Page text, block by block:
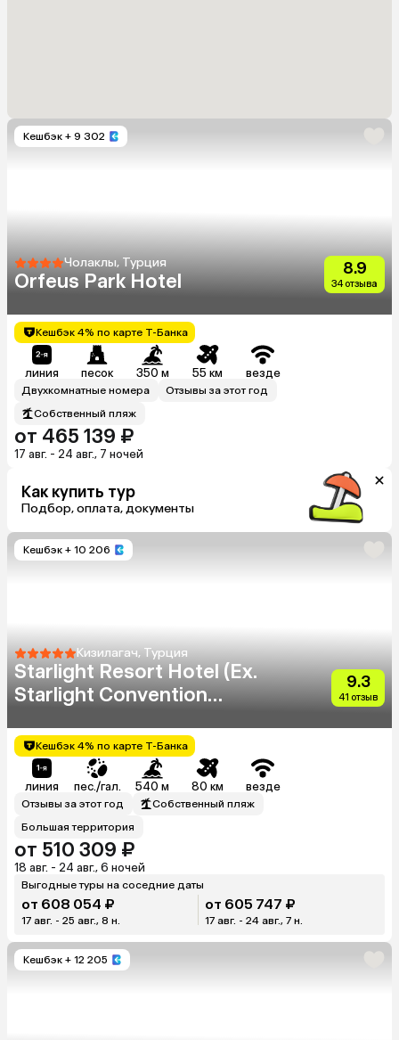
Кешбэк + 9 302
Чолаклы, Турция
Orfeus Park Hotel
8.9
34 отзыва
Кешбэк 4% по карте Т-Банка
линия песок 350 м 55 км везде
Двухкомнатные номера
Отзывы за этот год
Собственный пляж
от 465 139 ₽
17 авг. - 24 авг., 7 ночей
Как купить тур
Подбор, оплата, документы
Кешбэк + 10 206
Кизилагач, Турция
Starlight Resort Hotel (Ex.
Starlight Convention
9.3
41 отзыв
Кешбэк 4% по карте Т-Банка
линия пес./гал. 540 м 80 км везде
Отзывы за этот год
Собственный пляж
Большая территория
от 510 309 ₽
18 авг. - 24 авг., 6 ночей
Выгодные туры на соседние даты
от 608 054 ₽
17 авг. - 25 авг., 8 н.
от 605 747 ₽
17 авг. - 24 авг., 7 н.
Кешбэк + 12 205